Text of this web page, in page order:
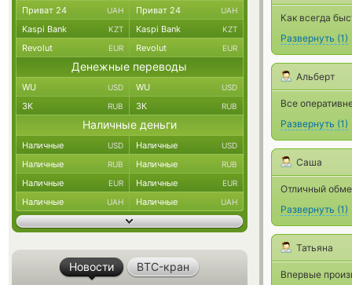
Как всегда
Развернуть (1)
Альберт
Все
Развернуть (1)
Саша
Отличный
Развернуть (1)
Татьяна
Впервые
Приват 24 UAH Приват 24 UAH
Kaspi Bank KZT Kaspi Bank KZT
Revolut EUR Revolut EUR
Денежные переводы
WU USD WU USD
ЗК RUB ЗК RUB
Наличные деньги
Наличные USD Наличные USD
Наличные RUB Наличные RUB
Наличные EUR Наличные EUR
Наличные UAH Наличные UAH
Новости BTC-кран